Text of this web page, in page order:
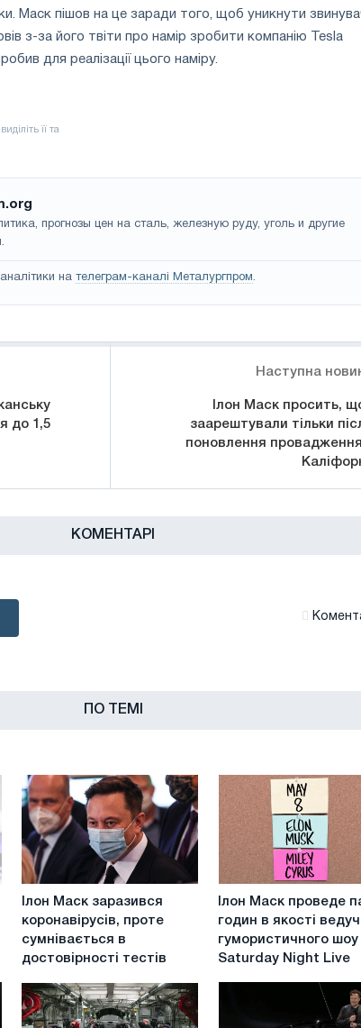
Маск пішов на це заради того, щоб уникнути
з-за його твіти про намір зробити компанію Tesla
для реалізації цього наміру.
прогнозы цен на сталь, железную руду, уголь и другие
на телеграм-каналі Металургпром.
до 1,5
Наступна
Ілон Маск просить,
заарештували тільки
поновлення
КОМЕНТАРІ
ПО ТЕМІ
Ілон
заразився
коронавірусів,
проте
сумнівається
в
Ілон Маск заразився
коронавірусів, проте
сумнівається в
достовірності тестів
Ілон
проведе
пару
Ілон Маск проведе
годин в якості
гумористичного шоу
Saturday Night Live